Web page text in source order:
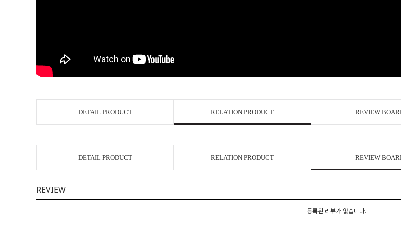
DETAIL PRODUCT RELATION PRODUCT REVIEW
DETAIL PRODUCT RELATION PRODUCT REVIEW
REVIEW
등록된 리뷰가 없습니다.